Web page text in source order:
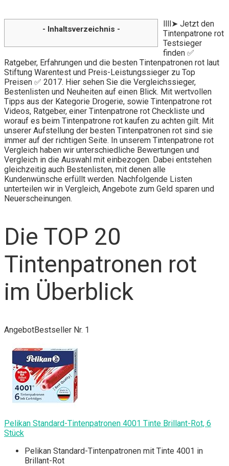
- Inhaltsverzeichnis -
llll➤ Jetzt den
Tintenpatrone rot
Testsieger
finden ✅
Ratgeber, Erfahrungen und die besten Tintenpatronen rot laut
Stiftung Warentest und Preis-Leistungssieger zu Top
Preisen ✅ 2017. Hier sehen Sie die Vergleichssieger,
Bestenlisten und Neuheiten auf einen Blick. Mit wertvollen
Tipps aus der Kategorie Drogerie, sowie Tintenpatrone rot
Videos, Ratgeber, einer Tintenpatrone rot Checkliste und
worauf es beim Tintenpatrone rot kaufen zu achten gilt. Mit
unserer Aufstellung der besten Tintenpatronen rot sind sie
immer auf der richtigen Seite. In unserem Tintenpatrone rot
Vergleich haben wir unterschiedliche Bewertungen und
Vergleich in die Auswahl mit einbezogen. Dabei entstehen
gleichzeitig auch Bestenlisten, mit denen alle
Kundenwünsche erfüllt werden. Nachfolgende Listen
unterteilen wir in Vergleich, Angebote zum Geld sparen und
Neuerscheinungen.
Die TOP 20
Tintenpatronen rot
im Überblick
AngebotBestseller Nr. 1
Pelikan Standard-Tintenpatronen 4001 Tinte Brillant-Rot, 6
Stück
Pelikan Standard-Tintenpatronen mit Tinte 4001 in
Brillant-Rot